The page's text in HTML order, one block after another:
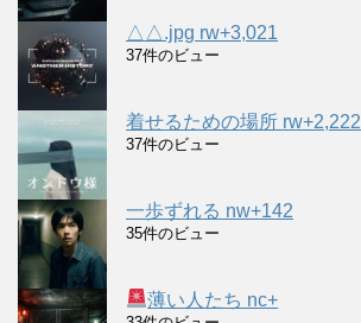
△△.jpg rw+3,021
37件のビュー
着せるための場所 rw+2,222
37件のビュー
一歩ずれる nw+142
35件のビュー
薄い人たち nc+